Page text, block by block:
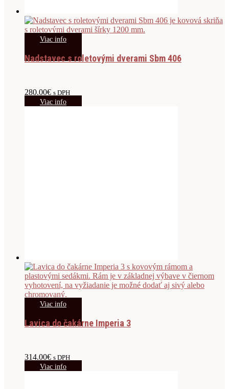
Viac info
Nadstavec s roletovými dverami Sbm 406
280.00€ s DPH
Viac info
Viac info
Lavica do čakárne Imperia 3
314.00€ s DPH
Viac info